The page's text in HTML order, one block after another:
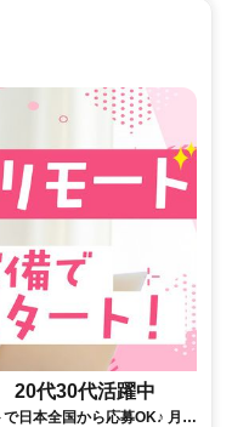
代30代活躍中
日本全国から応募OK♪ 月稼